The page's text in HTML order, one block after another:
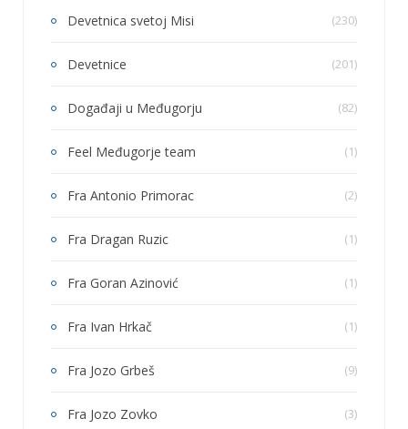
Devetnica svetoj Misi (230)
Devetnice (201)
Događaji u Međugorju (82)
Feel Međugorje team (1)
Fra Antonio Primorac (2)
Fra Dragan Ruzic (1)
Fra Goran Azinović (1)
Fra Ivan Hrkač (1)
Fra Jozo Grbeš (9)
Fra Jozo Zovko (3)